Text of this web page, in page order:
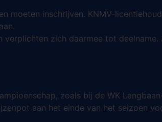
moeten inschrijven. KNMV-
zich daarmee tot
zoals bij de WK
aan het einde van het seizoen